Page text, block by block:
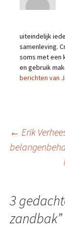
uiteindelijk
samenleving.
soms met een
en gebruik
berichten van
← Erik
3
zandbak”